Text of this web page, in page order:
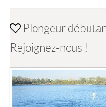
Plongeur
Rejoignez-nous !